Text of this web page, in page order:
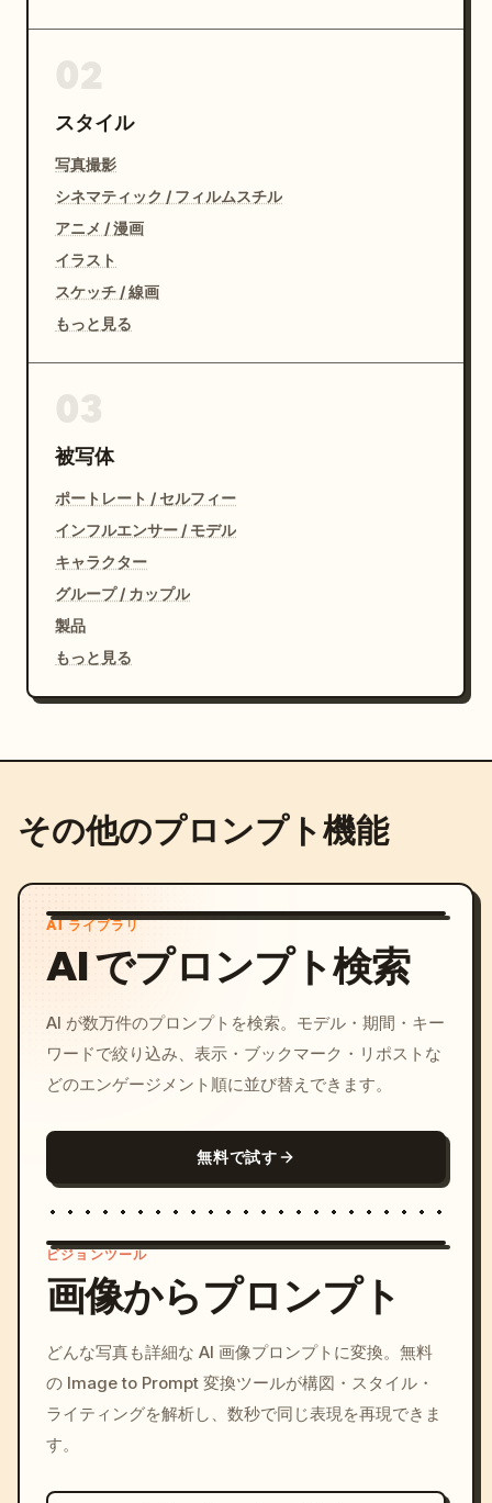
スタイル
写真撮影
シネマティック / フィルムスチル
アニメ / 漫画
イラスト
スケッチ / 線画
もっと見る
被写体
ポートレート / セルフィー
インフルエンサー / モデル
キャラクター
グループ / カップル
製品
もっと見る
その他のプロンプト機能
AI ライブラリ
AI でプロンプト検索
AI が数万件のプロンプトを検索。モデル・期間・キー
ワードで絞り込み、表示・ブックマーク・リポストな
どのエンゲージメント順に並び替えできます。
無料で試す
c, cyberpunk sunset, neon
colors, 8k --v 6.0
ビジョンツール
画像からプロンプト
どんな写真も詳細な AI 画像プロンプトに変換。無料
の Image to Prompt 変換ツールが構図・スタイル・
ライティングを解析し、数秒で同じ表現を再現できま
す。